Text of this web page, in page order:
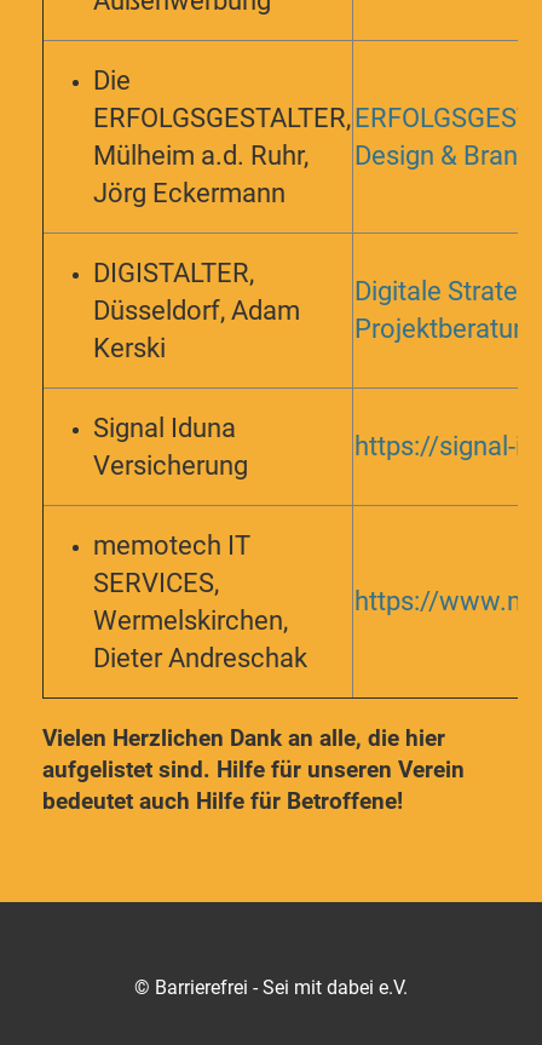
Die
ERFOLGSGESTALTER,
Mülheim a.d. Ruhr,
Jörg Eckermann
Design &
DIGISTALTER,
Düsseldorf, Adam
Kerski
Digitale
Signal Iduna
Versicherung
https://signal-
memotech IT
SERVICES,
Wermelskirchen,
Dieter Andreschak
https://
Vielen Herzlichen Dank an alle, die hier
aufgelistet sind. Hilfe für unseren Verein
bedeutet auch Hilfe für Betroffene!
© Barrierefrei - Sei mit dabei e.V.